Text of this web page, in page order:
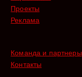
Проекты
Реклама
Команда и партнеры
Контакты